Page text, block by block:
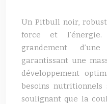
Un Pitbull noir,
force et
grandement
garantissant une
développement
besoins nutritionnels
soulignant que la